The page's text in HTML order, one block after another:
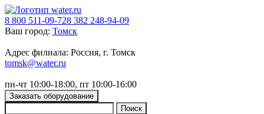
8 800 511-09-728 382 248-94-09
Ваш город: Томск
Адрес филиала: Россия, г. Томск
tomsk@water.ru
пн-чт 10:00-18:00, пт 10:00-16:00
Заказать оборудование